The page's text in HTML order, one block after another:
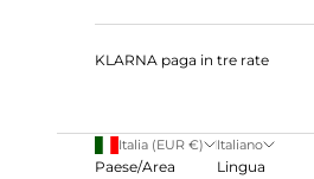
KLARNA paga in tre rate
Italia (EUR €)
Paese/Area
Italiano
Lingua